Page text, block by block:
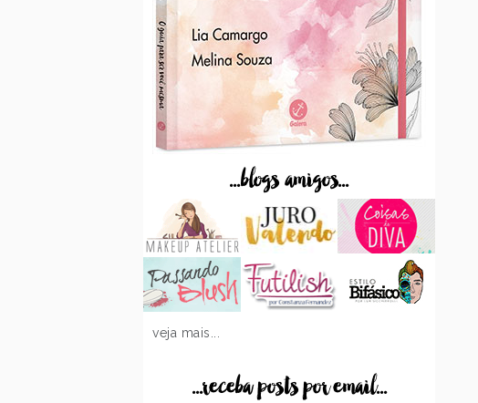
...blogs amigos...
veja mais...
...receba posts por email...